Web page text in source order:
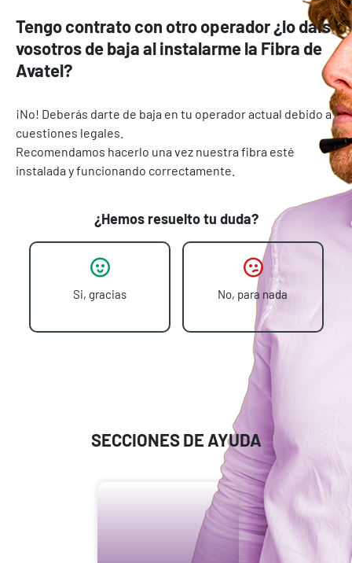
Tengo contrato con otro operador ¿lo dais
vosotros de baja al instalarme la Fibra de
Avatel?
¡No! Deberás darte de baja en tu operador actual debido a
cuestiones legales.
Recomendamos hacerlo una vez nuestra fibra esté
instalada y funcionando correctamente.
¿Hemos resuelto tu duda?
Si, gracias No, para nada
SECCIONES DE AYUDA